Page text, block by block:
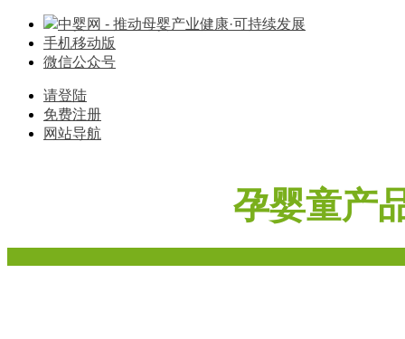
中婴网 - 推动母婴产业健康·可持续发展
手机移动版
微信公众号
请登陆
免费注册
网站导航
孕婴童产